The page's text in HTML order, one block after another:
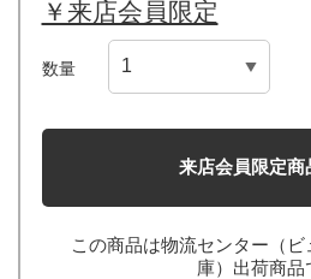
￥来店会員限定
数量
来店会員限定商
この商品は物流センター（
庫）出荷商品